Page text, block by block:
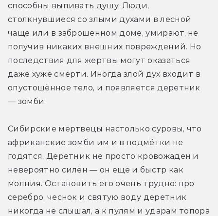
способны выпивать душу. Люди,
столкнувшиеся со злыми духами в лесной
чаще или в заброшенном доме, умирают, не
получив никаких внешних повреждений. Но
последствия для жертвы могут оказаться
даже хуже смерти. Иногда злой дух входит в
опустошённое тело, и появляется деретник
— зомби.
Сибирские мертвецы настолько суровы, что
африканские зомби им и в подмётки не
годятся. Деретник не просто кровожаден и
невероятно силён — он ещё и быстр как
молния. Остановить его очень трудно: про
серебро, чеснок и святую воду деретник
никогда не слышал, а к пулям и ударам топора